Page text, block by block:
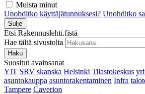
Muista minut
Unohditko käyttäjätunnuksesi? Unohditko
Sulje
Etsi Rakennuslehti.fistä
Hae tältä sivustolta
Haku
Suositut avainsanat
YIT SRV skanska Helsinki Tilastokeskus
asuntokauppa asuntorakentaminen Infra
Tampere Caverion